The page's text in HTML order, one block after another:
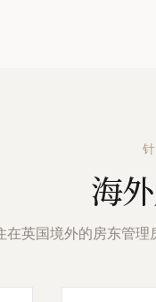
海
在英国境外的房东管理